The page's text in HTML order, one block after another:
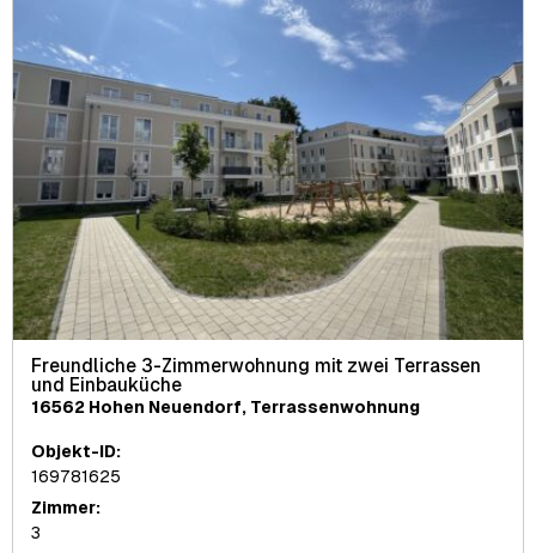
Freundliche 3-Zimmerwohnung mit zwei Terrassen
und Einbauküche
16562 Hohen Neuendorf, Terrassenwohnung
Objekt-ID:
169781625
Zimmer:
3